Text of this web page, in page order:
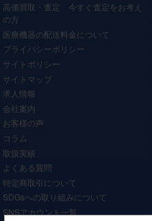
高価買取・査定 今すぐ査定をお考え
の方
医療機器の配送料金について
プライバシーポリシー
サイトポリシー
サイトマップ
求人情報
会社案内
お客様の声
コラム
取扱実績
よくある質問
特定商取引について
SDGsへの取り組みについて
SNSアカウント一覧